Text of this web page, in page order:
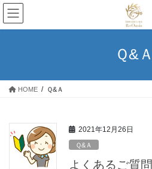
コ
ン
テ
ス
ナ
ビ
ゲ
ン
Ｑ&Ａ
HOME Ｑ&Ａ
2021年12月26日
Ｑ&Ａ
よくあるご質問